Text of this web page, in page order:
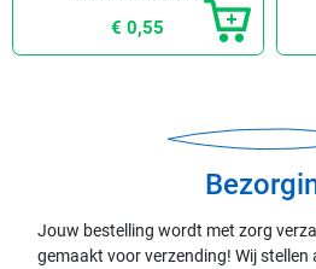
€ 0,55
Jouw bestelling wordt met zorg
gemaakt voor verzending! Wij stellen